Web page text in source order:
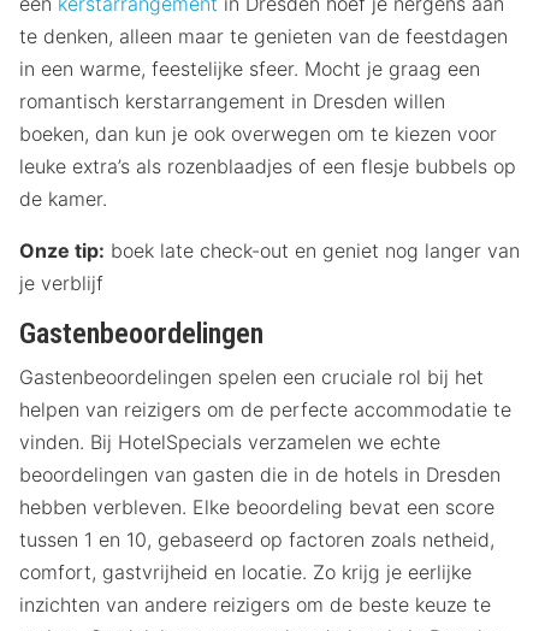
te denken, alleen maar te genieten van de feestdagen
in een warme, feestelijke sfeer. Mocht je graag een
romantisch kerstarrangement in Dresden willen
boeken, dan kun je ook overwegen om te kiezen voor
leuke extra’s als rozenblaadjes of een flesje bubbels op
de kamer.
Onze tip: boek late check-out en geniet nog langer van
je verblijf
Gastenbeoordelingen
Gastenbeoordelingen spelen een cruciale rol bij het
helpen van reizigers om de perfecte accommodatie te
vinden. Bij HotelSpecials verzamelen we echte
beoordelingen van gasten die in de hotels in Dresden
hebben verbleven. Elke beoordeling bevat een score
tussen 1 en 10, gebaseerd op factoren zoals netheid,
comfort, gastvrijheid en locatie. Zo krijg je eerlijke
inzichten van andere reizigers om de beste keuze te